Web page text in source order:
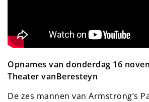
Opnames van donderdag 16
Theater vanBeresteyn
De zes mannen van Armstrong’s